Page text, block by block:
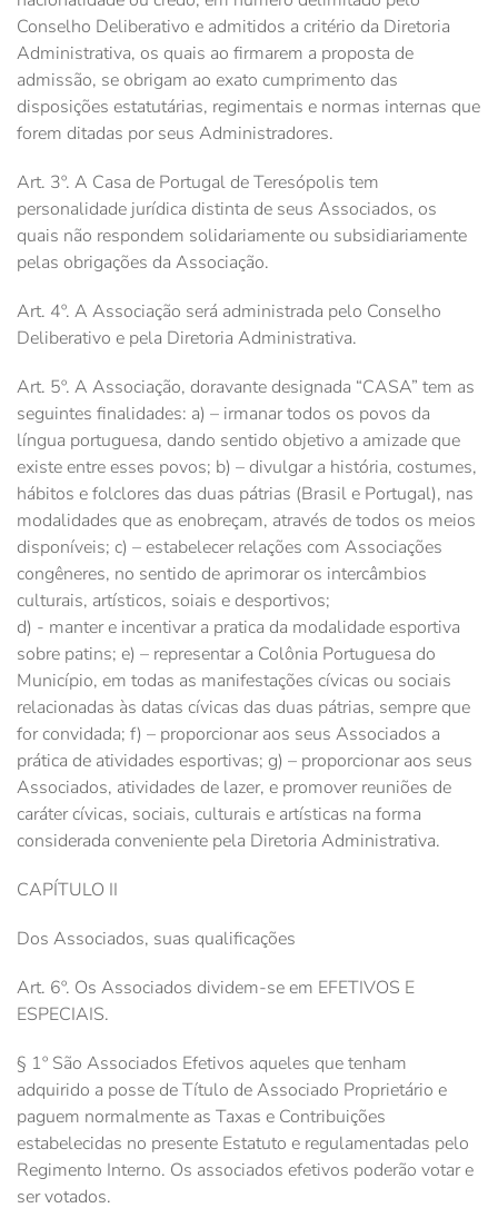
Conselho Deliberativo e admitidos a critério da Diretoria
Administrativa, os quais ao firmarem a proposta de
admissão, se obrigam ao exato cumprimento das
disposições estatutárias, regimentais e normas internas que
forem ditadas por seus Administradores.
Art. 3º. A Casa de Portugal de Teresópolis tem
personalidade jurídica distinta de seus Associados, os
quais não respondem solidariamente ou subsidiariamente
pelas obrigações da Associação.
Art. 4º. A Associação será administrada pelo Conselho
Deliberativo e pela Diretoria Administrativa.
Art. 5º. A Associação, doravante designada “CASA” tem as
seguintes finalidades: a) – irmanar todos os povos da
língua portuguesa, dando sentido objetivo a amizade que
existe entre esses povos; b) – divulgar a história, costumes,
hábitos e folclores das duas pátrias (Brasil e Portugal), nas
modalidades que as enobreçam, através de todos os meios
disponíveis; c) – estabelecer relações com Associações
congêneres, no sentido de aprimorar os intercâmbios
culturais, artísticos, soiais e desportivos;
d) - manter e incentivar a pratica da modalidade esportiva
sobre patins; e) – representar a Colônia Portuguesa do
Município, em todas as manifestações cívicas ou sociais
relacionadas às datas cívicas das duas pátrias, sempre que
for convidada; f) – proporcionar aos seus Associados a
prática de atividades esportivas; g) – proporcionar aos seus
Associados, atividades de lazer, e promover reuniões de
caráter cívicas, sociais, culturais e artísticas na forma
considerada conveniente pela Diretoria Administrativa.
CAPÍTULO II
Dos Associados, suas qualificações
Art. 6º. Os Associados dividem-se em EFETIVOS E
ESPECIAIS.
§ 1º São Associados Efetivos aqueles que tenham
adquirido a posse de Título de Associado Proprietário e
paguem normalmente as Taxas e Contribuições
estabelecidas no presente Estatuto e regulamentadas pelo
Regimento Interno. Os associados efetivos poderão votar e
ser votados.